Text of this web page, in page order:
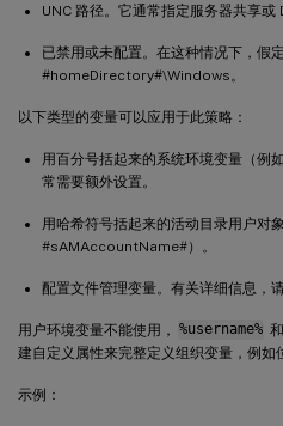
UNC 路径。它通常指定服务器共享或
已禁用或未配置。在这种情况下，假
#homeDirectory#\Windows。
以下类型的变量可以应用于此策略：
用百分号括起来的系统环境变量（例
常需要额外设置。
用哈希符号括起来的活动目录用户对
#sAMAccountName#）。
配置文件管理变量。有关详细信息，
用户环境变量不能使用， %username% 和
建自定义属性来完整定义组织变量，例如
示例：